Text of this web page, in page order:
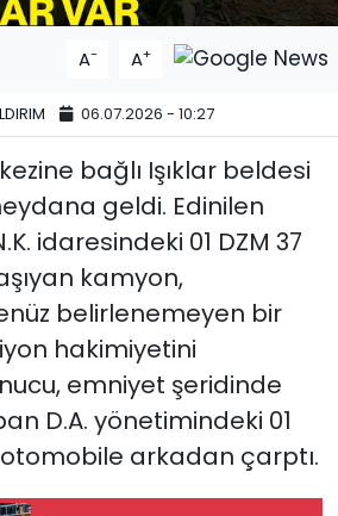
A- A+
06.07.2026 - 10:27
bağlı Işıklar beldesi
geldi. Edinilen
idaresindeki 01 DZM 37
kamyon,
belirlenemeyen bir
hakimiyetini
emniyet şeridinde
D.A. yönetimindeki 01
otomobile arkadan çarptı.